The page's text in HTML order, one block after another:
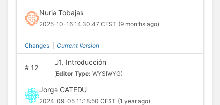
Nuria Tobajas
2025-10-16 14:30:47 CEST (9 months ago)
Changes Current Version
#12
U1. Introducción
(Editor Type: WYSIWYG)
Jorge CATEDU
2024-09-05 11:18:50 CEST (1 year ago)